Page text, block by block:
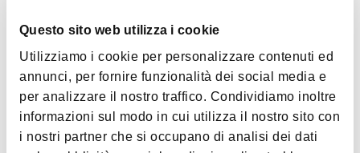
Questo sito web utilizza i cookie
Utilizziamo i cookie per personalizzare contenuti ed
annunci, per fornire funzionalità dei social media e
per analizzare il nostro traffico. Condividiamo inoltre
informazioni sul modo in cui utilizza il nostro sito con
i nostri partner che si occupano di analisi dei dati